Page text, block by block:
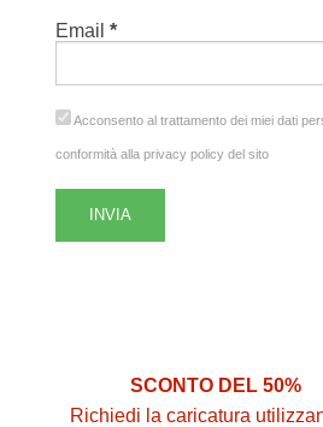
Email *
Acconsento al trattamento dei miei dati
conformità alla privacy policy del sito
SCONTO DEL 50%
Richiedi la caricatura